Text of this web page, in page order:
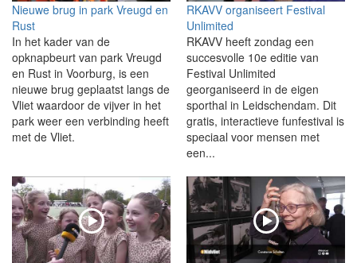
Nieuwe brug in park Vreugd en
Rust
In het kader van de
opknapbeurt van park Vreugd
en Rust in Voorburg, is een
nieuwe brug geplaatst langs de
Vliet waardoor de vijver in het
park weer een verbinding heeft
met de Vliet.
RKAVV organiseert Festival
Unlimited
RKAVV heeft zondag een
succesvolle 10e editie van
Festival Unlimited
georganiseerd in de eigen
sporthal in Leidschendam. Dit
gratis, interactieve funfestival is
speciaal voor mensen met
een...